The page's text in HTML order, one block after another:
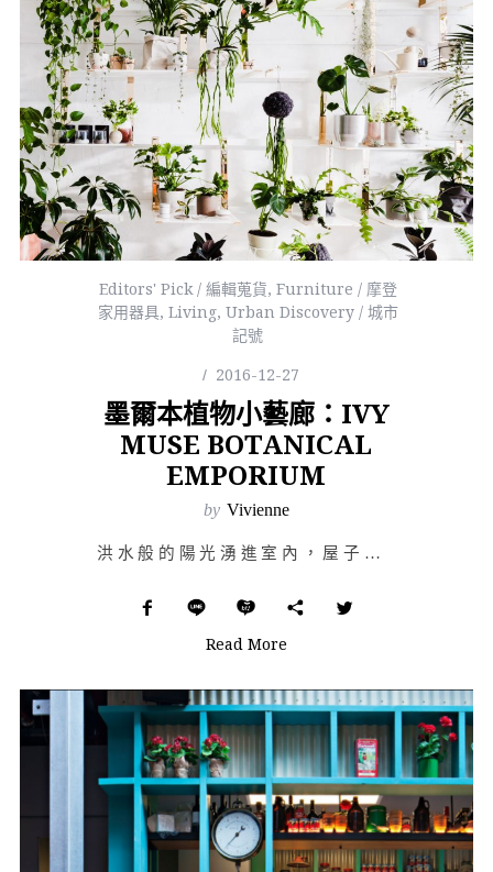
Editors' Pick / 編輯蒐貨, Furniture / 摩登
家用器具, Living, Urban Discovery / 城市
記號
2016-12-27
墨爾本植物小藝廊：IVY
MUSE BOTANICAL
EMPORIUM
by Vivienne
洪水般的陽光湧進室內，屋子像被水溶過似地漂浮著枝葉錯落的陰影。縱橫排列的植物在這裡安靜緩慢地生長，優…
Read More